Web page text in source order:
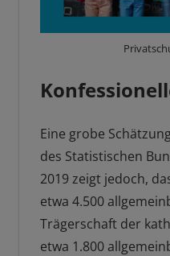
Eine grobe
des Statistischen
2019 zeigt jedoch,
etwa 4.500
Trägerschaft der
etwa 1.800